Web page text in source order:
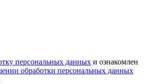
персональных данных и ознакомлен
обработки персональных данных